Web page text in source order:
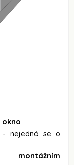
okno
- nejedná se o
montážním